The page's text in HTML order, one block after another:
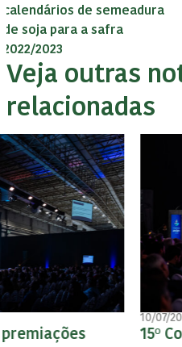
calendários de semeadura
de soja para a safra
2022/2023
Veja outras
relacionadas
15º Congresso Andav: